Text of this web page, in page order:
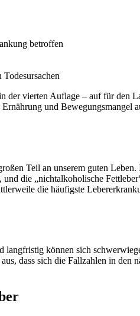
betroffen
der vierten Auflage – auf für den
und Bewegungsmangel
Teil an unserem guten
die „nichtalkoholische
die häufigste
können sich
dass sich die Fallzahlen in den